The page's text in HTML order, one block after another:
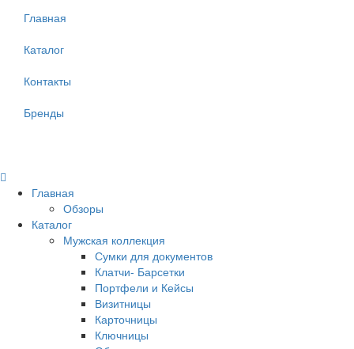
Главная
Каталог
Контакты
Бренды
Главная
Обзоры
Каталог
Мужская коллекция
Сумки для документов
Клатчи- Барсетки
Портфели и Кейсы
Визитницы
Карточницы
Ключницы